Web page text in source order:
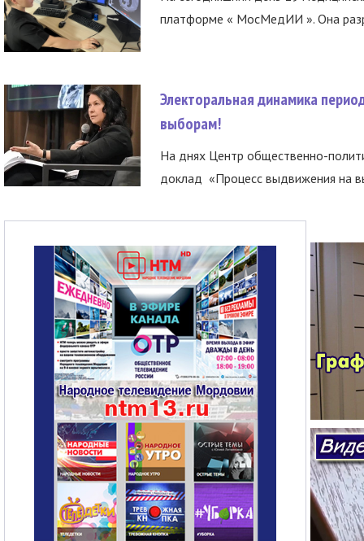
платформе « МосМедИИ ». Она
Электоральная динамика
выборам!
На днях Центр общественно-
доклад «Процесс выдвижения на